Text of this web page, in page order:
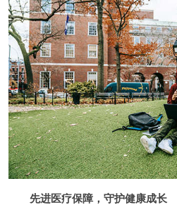
先进医疗保障，守护健康成长